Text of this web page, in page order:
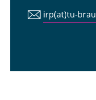
irp(at)tu-